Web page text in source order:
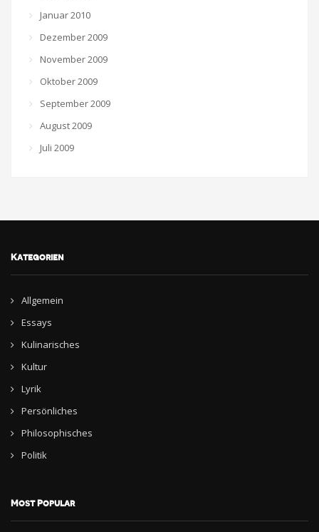
Januar 2010
Dezember 2009
November 2009
Oktober 2009
September 2009
August 2009
Juli 2009
Kategorien
Allgemein
Essays
Kulinarisches
Kultur
Lyrik
Persönliches
Philosophisches
Politik
Most Popular